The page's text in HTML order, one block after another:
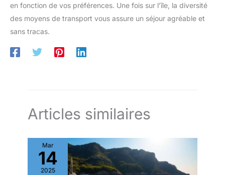
en fonction de vos préférences. Une fois sur l’île, la diversité
des moyens de transport vous assure un séjour agréable et
sans tracas.
Articles similaires
Mar
14
2025